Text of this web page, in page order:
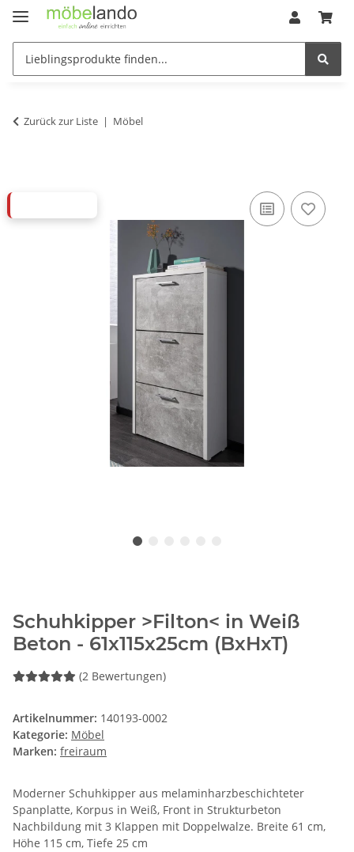
Zurück zur Liste Möbel
Schuhkipper >Filton< in Weiß
Beton - 61x115x25cm (BxHxT)
(2 Bewertungen)
Artikelnummer: 140193-0002
Kategorie: Möbel
Marken: freiraum
Moderner Schuhkipper aus melaminharzbeschichteter
Spanplatte, Korpus in Weiß, Front in Strukturbeton
Nachbildung mit 3 Klappen mit Doppelwalze. Breite 61 cm,
Höhe 115 cm, Tiefe 25 cm